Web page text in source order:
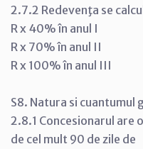
2.7.2 Redevenţa se
R x 40% în anul I
R x 70% în anul II
R x 100% în anul III
S8. Natura si cuantumul
2.8.1 Concesionarul are
de cel mult 90 de zile de